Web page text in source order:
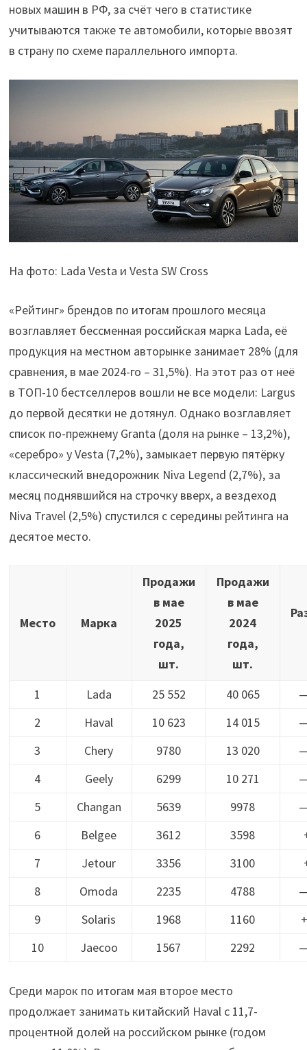
новых машин в РФ, за счёт чего в статистике
учитываются также те автомобили, которые ввозят
в страну по схеме параллельного импорта.
На фото: Lada Vesta и Vesta SW Cross
«Рейтинг» брендов по итогам прошлого месяца
возглавляет бессменная российская марка Lada, её
продукция на местном авторынке занимает 28% (для
сравнения, в мае 2024-го – 31,5%). На этот раз от неё
в ТОП-10 бестселлеров вошли не все модели: Largus
до первой десятки не дотянул. Однако возглавляет
список по-прежнему Granta (доля на рынке – 13,2%),
«серебро» у Vesta (7,2%), замыкает первую пятёрку
классический внедорожник Niva Legend (2,7%), за
месяц поднявшийся на строчку вверх, а вездеход
Niva Travel (2,5%) спустился с середины рейтинга на
десятое место.
Место Марка
Продажи
в мае
2025
года,
шт.
Продажи
в мае
2024
года,
шт.
1 Lada 25 552 40 065
2
Haval 10 623 14 015
3
Chery 9780 13 020
4
Geely 6299 10 271
5
Changan 5639 9978
6
Belgee 3612 3598
7
Jetour 3356 3100
8
Omoda 2235 4788
9
Solaris 1968 1160
10
Jaecoo 1567 2292
Среди марок по итогам мая второе место
продолжает занимать китайский Haval с 11,7-
процентной долей на российском рынке (годом